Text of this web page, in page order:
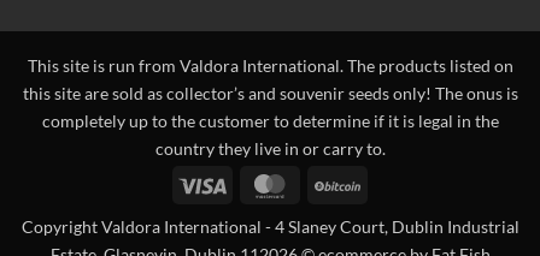
This site is run from Valdora International. The products listed on
this site are sold as collector’s and souvenir seeds only! The onus is
completely up to the customer to determine if it is legal in the
country they live in or carry to.
Visa
MasterCard
Copyright Valdora International - 4 Slaney Court, Dublin Industrial